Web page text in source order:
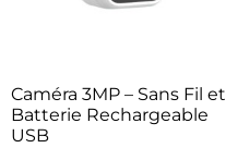
Caméra 3MP – Sans Fil et
Batterie Rechargeable
USB